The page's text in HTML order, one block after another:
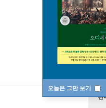
오늘은 그만 보기
판